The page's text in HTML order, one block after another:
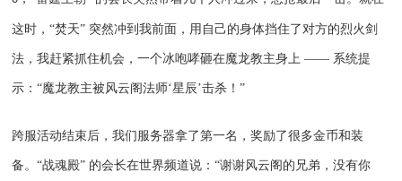
这时，“焚天” 突然冲到我前面，用自己的身体挡住了对方的烈火剑
法，我赶紧抓住机会，一个冰咆哮砸在魔龙教主身上 —— 系统提
示：“魔龙教主被风云阁法师‘星辰’击杀！”
跨服活动结束后，我们服务器拿了第一名，奖励了很多金币和装
备。“战魂殿” 的会长在世界频道说：“谢谢风云阁的兄弟，没有你